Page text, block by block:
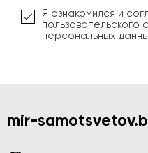
Я ознакомился и
персональных
mir-